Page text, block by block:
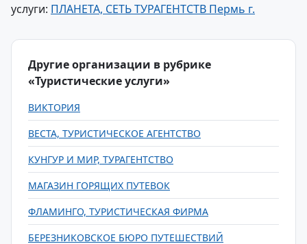
услуги: ПЛАНЕТА, СЕТЬ ТУРАГЕНТСТВ Пермь г.
Другие организации в рубрике
«Туристические услуги»
ВИКТОРИЯ
ВЕСТА, ТУРИСТИЧЕСКОЕ АГЕНТСТВО
КУНГУР И МИР, ТУРАГЕНТСТВО
МАГАЗИН ГОРЯЩИХ ПУТЕВОК
ФЛАМИНГО, ТУРИСТИЧЕСКАЯ ФИРМА
БЕРЕЗНИКОВСКОЕ БЮРО ПУТЕШЕСТВИЙ